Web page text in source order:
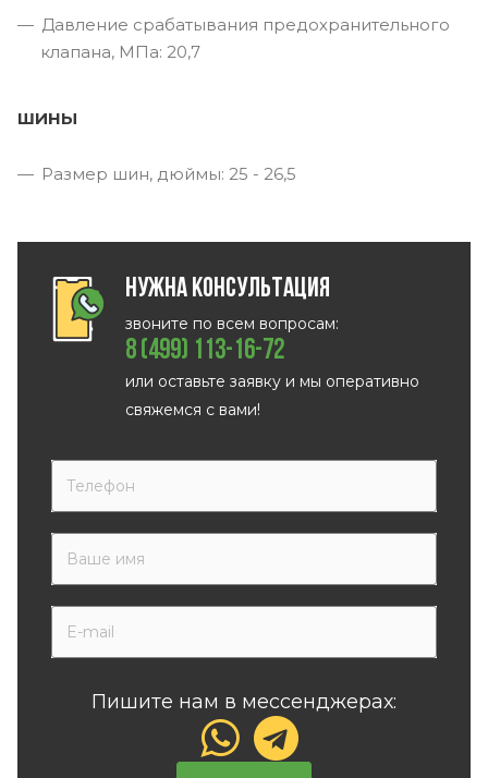
Давление срабатывания предохранительного
клапана, МПа: 20,7
ШИНЫ
Размер шин, дюймы: 25 - 26,5
Нужна консультация
звоните по всем вопросам:
8 (499) 113-16-72
или оставьте заявку и мы оперативно
свяжемся с вами!
Пишите нам в мессенджерах: